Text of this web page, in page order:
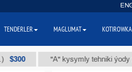
"А" kysymly tehniki ýody (t.) $86
TENDERLER MAGLUMAT